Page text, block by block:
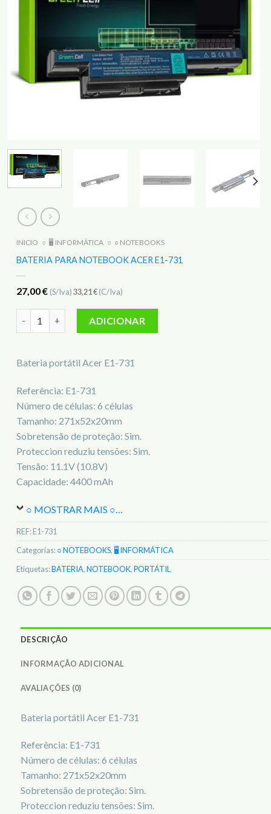
INICIO ○ 🖥️ INFORMÁTICA ○ ○ NOTEBOOKS
BATERIA PARA NOTEBOOK ACER E1-731
27,00€ (S/Iva)33,21€(C/Iva)
ADICIONAR
Bateria portátil Acer E1-731
Referência: E1-731
Número de células: 6 células
Tamanho: 271x52x20mm
Sobretensão de proteção: Sim.
Proteccion reduziu tensões: Sim.
Tensão: 11.1V (10.8V)
Capacidade: 4400 mAh
○ MOSTRAR MAIS ○…
REF:E1-731
Categorias:○ NOTEBOOKS, 🖥️ INFORMÁTICA
Etiquetas:BATERIA,NOTEBOOK,PORTÁTIL
DESCRIÇÃO
INFORMAÇÃO ADICIONAL
AVALIAÇÕES (0)
Bateria portátil Acer E1-731
Referência: E1-731
Número de células: 6 células
Tamanho: 271x52x20mm
Sobretensão de proteção: Sim.
Proteccion reduziu tensões: Sim.